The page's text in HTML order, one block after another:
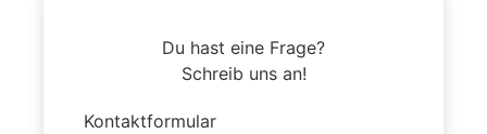
Du hast eine Frage?
Schreib uns an!
Kontaktformular